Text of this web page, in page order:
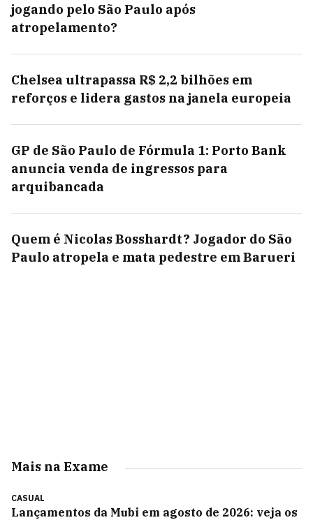
jogando pelo São Paulo após
atropelamento?
Chelsea ultrapassa R$ 2,2 bilhões em
reforços e lidera gastos na janela europeia
GP de São Paulo de Fórmula 1: Porto Bank
anuncia venda de ingressos para
arquibancada
Quem é Nicolas Bosshardt? Jogador do São
Paulo atropela e mata pedestre em Barueri
Mais na Exame
CASUAL
Lançamentos da Mubi em agosto de 2026: veja os